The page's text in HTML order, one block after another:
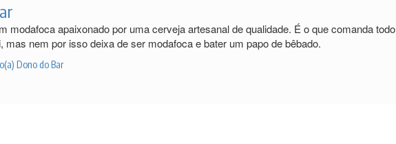
modafoca apaixonado por uma cerveja artesanal de qualidade. É o que comanda todo
mas nem por isso deixa de ser modafoca e bater um papo de bêbado.
Dono do Bar